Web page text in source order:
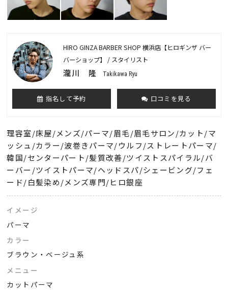
HIRO GINZA BARBER SHOP 横浜店【ヒロギンザ バー
バーショップ】 / スタイリスト
瀧川 隆 Takikawa Ryu
指名して予約 口コミを見る
理容室/床屋/メンズ/パーマ/眉毛/眉毛サロン/カット/マ
ッシュ/カラー/波巻きパーマ/ウルフ/ストレートパーマ/
韓国/センターパート/髪質改善/ツイストスパイラル/バ
ーバー/ツイストパーマ/ヘッドスパ/シェービング/フェ
ード/白髪染め/メンズ専門/ヒロ銀座
イメージ
パーマ
カラー
ブラウン・ベージュ系
メニュー
カットパーマ